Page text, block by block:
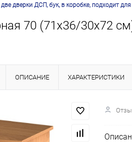
дверки ДСП, бук, в коробке, подходит
70 (71х36/30х72
ОПИСАНИЕ ХАРАКТЕРИСТИКИ